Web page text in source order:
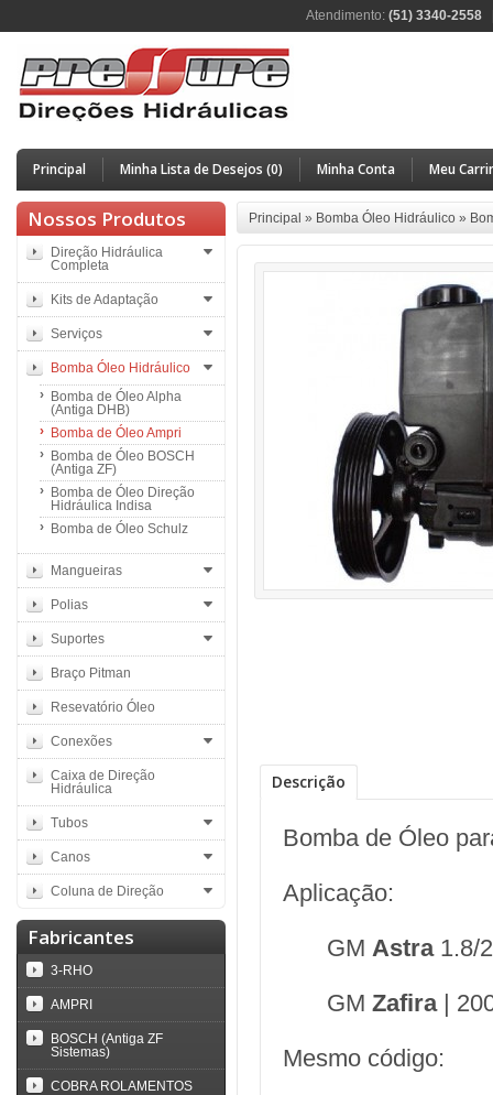
Atendimento: (51) 3340-
Principal Minha Lista de Desejos (0) Minha Conta Meu
Nossos Produtos
Direção Hidráulica
Completa
Kits de Adaptação
Serviços
Bomba Óleo Hidráulico
Bomba de Óleo Alpha
(Antiga DHB)
Bomba de Óleo Ampri
Bomba de Óleo BOSCH
(Antiga ZF)
Bomba de Óleo Direção
Hidráulica Indisa
Bomba de Óleo Schulz
Mangueiras
Polias
Suportes
Braço Pitman
Resevatório Óleo
Conexões
Caixa de Direção
Hidráulica
Tubos
Canos
Coluna de Direção
Fabricantes
3-RHO
AMPRI
BOSCH (Antiga ZF
Sistemas)
COBRA ROLAMENTOS
Principal » Bomba Óleo Hidráulico »
Descrição
Bomba de Óleo
Aplicação:
GM Astra 1.8/
GM Zafira |
Mesmo código: